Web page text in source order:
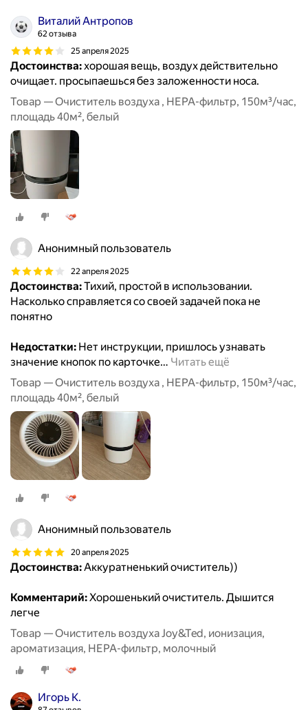
Виталий Антропов
62 отзыва
25 апреля 2025
Достоинства:хорошая вещь, воздух действительно
очищает. просыпаешься без заложенности носа.
Товар — Очиститель воздуха , HEPA-фильтр, 150м³/час,
площадь 40м², белый
Анонимный пользователь
22 апреля 2025
Достоинства:Тихий, простой в использовании.
Насколько справляется со своей задачей пока не
понятно
Недостатки: Нет инструкции, пришлось узнавать
значение кнопок по карточке… Читать ещё
Товар — Очиститель воздуха , HEPA-фильтр, 150м³/час,
площадь 40м², белый
Анонимный пользователь
20 апреля 2025
Достоинства:Аккуратненький очиститель))
Комментарий:Хорошенький очиститель. Дышится
легче
Товар — Очиститель воздуха Joy&Ted, ионизация,
ароматизация, HEPA-фильтр, молочный
Игорь К.